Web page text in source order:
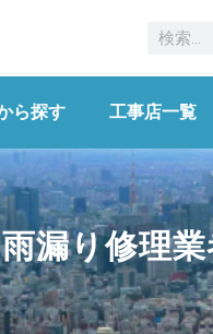
ら探す 工事店一覧
漏り修理